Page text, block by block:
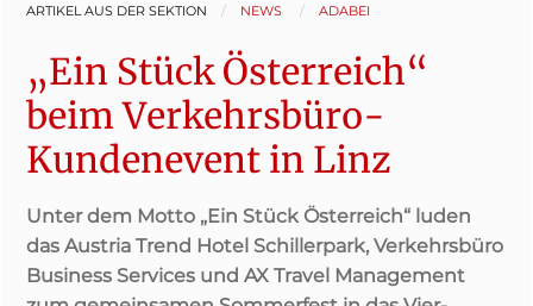
ARTIKEL AUS DER SEKTION NEWS ADABEI
„Ein Stück Österreich“
beim Verkehrsbüro-
Kundenevent in Linz
Unter dem Motto „Ein Stück Österreich“ luden
das Austria Trend Hotel Schillerpark, Verkehrsbüro
Business Services und AX Travel Management